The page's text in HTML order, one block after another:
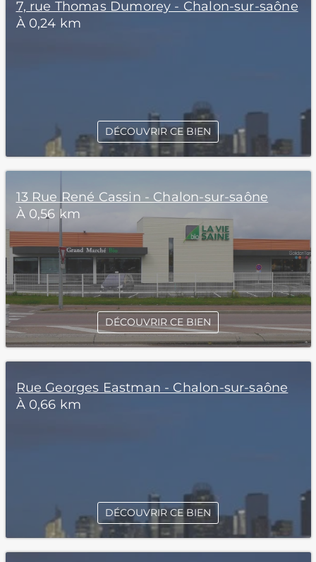
7, rue Thomas Dumorey - Chalon-sur-saône
À 0,24 km
DÉCOUVRIR CE BIEN
13 Rue René Cassin - Chalon-sur-saône
À 0,56 km
DÉCOUVRIR CE BIEN
Rue Georges Eastman - Chalon-sur-saône
À 0,66 km
DÉCOUVRIR CE BIEN